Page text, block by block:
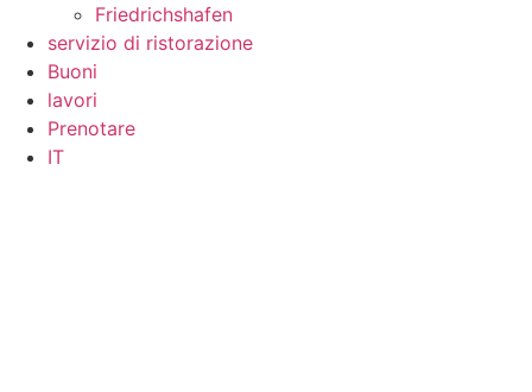
Friedrichshafen
servizio di ristorazione
Buoni
lavori
Prenotare
IT